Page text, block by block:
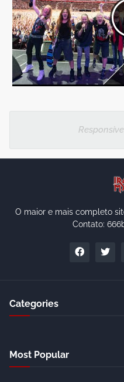
O maior e mais completo
Contato:
Categories
Most Popular